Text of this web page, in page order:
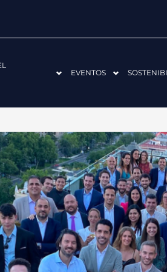
EVENTOS